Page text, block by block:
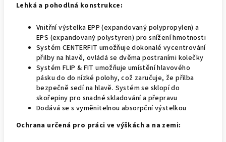
Lehká a pohodlná konstrukce:
Vnitřní výstelka EPP (expandovaný polypropylen) a
EPS (expandovaný polystyren) pro snížení hmotnosti
Systém CENTERFIT umožňuje dokonalé vycentrování
přilby na hlavě, ovládá se dvěma postraními kolečky
Systém FLIP & FIT umožňuje umístění hlavového
pásku do do nízké polohy, což zaručuje, že přilba
bezpečně sedí na hlavě. Systém se sklopí do
skořepiny pro snadné skladování a přepravu
Dodává se s vyměnitelnou absorpční výstelkou
Ochrana určená pro práci ve výškách a na zemi: